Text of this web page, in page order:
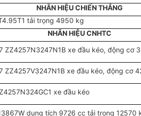
NHÃN HIỆU CHIẾN THẮNG
tải trọng 4950 kg
NHÃN HIỆU CNHTC
ZZ4257N3247N1B xe đầu kéo, động cơ
ZZ4257V3247N1B xe đầu kéo, động cơ
xe đầu kéo
dung tích 9726 cc tải trọng 12570